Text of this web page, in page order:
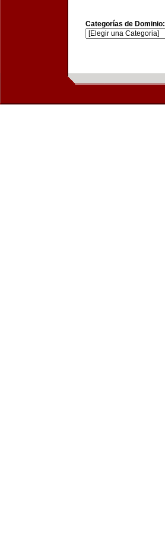
Categorías de Dominio: